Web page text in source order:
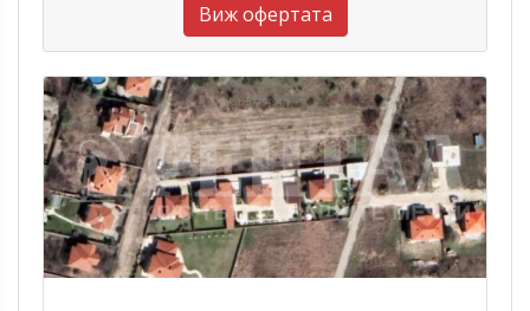
Виж офертата